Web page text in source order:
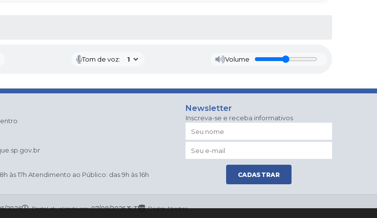
Tom de voz: Volume
às 17h Atendimento ao Público: das 9h às 16h
Newsletter
Inscreva-se e receba informativos
CADASTRAR
2026 Portal atualizado em:07/08/2026 15:31 Dados Abertos